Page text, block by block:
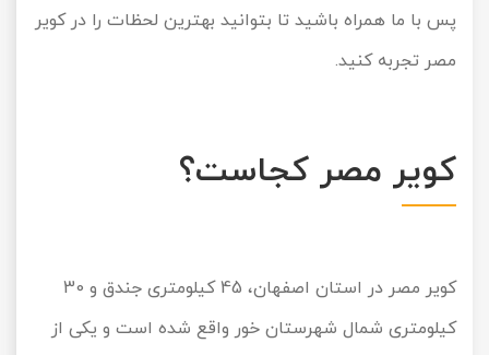
پس با ما همراه باشید تا بتوانید بهترین لحظات را در کویر
مصر تجربه کنید.
کویر مصر کجاست؟
کویر مصر در استان اصفهان، 45 کیلومتری جندق و 30
کیلومتری شمال شهرستان خور واقع شده است و یکی از